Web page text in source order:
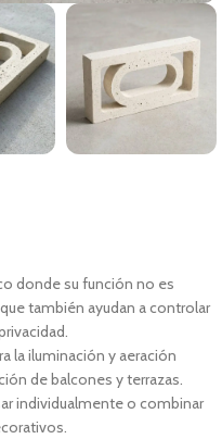
donde su función no es
también ayudan a controlar
la iluminación y aeración
de balcones y terrazas.
individualmente o combinar